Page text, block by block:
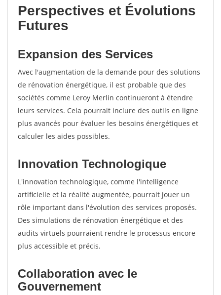
Perspectives et Évolutions
Futures
Expansion des Services
Avec l'augmentation de la demande pour des solutions
de rénovation énergétique, il est probable que des
sociétés comme Leroy Merlin continueront à étendre
leurs services. Cela pourrait inclure des outils en ligne
plus avancés pour évaluer les besoins énergétiques et
calculer les aides possibles.
Innovation Technologique
L'innovation technologique, comme l'intelligence
artificielle et la réalité augmentée, pourrait jouer un
rôle important dans l'évolution des services proposés.
Des simulations de rénovation énergétique et des
audits virtuels pourraient rendre le processus encore
plus accessible et précis.
Collaboration avec le
Gouvernement